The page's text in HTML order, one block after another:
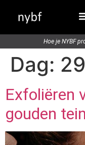
Hoe je NYBF
Dag:
Exfoliëren
gouden